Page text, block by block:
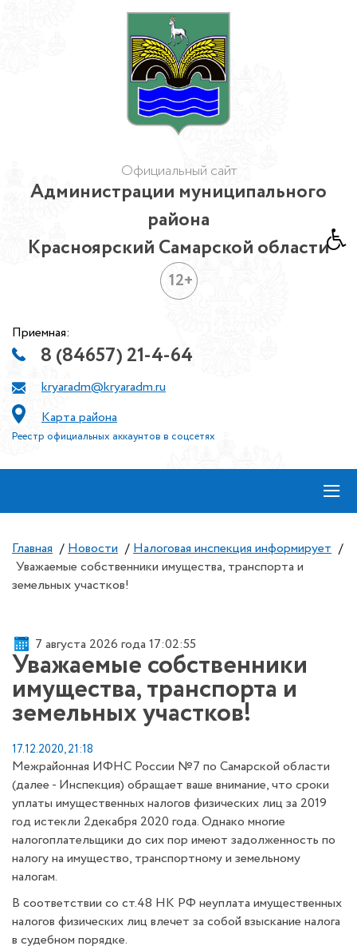
Официальный сайт
Администрации муниципального
района
Красноярский Самарской области
12+
Приемная:
8 (84657) 21-4-64
kryaradm@kryaradm.ru
Карта района
Реестр официальных аккаунтов в соцсетях
≡
Главная / Новости / Налоговая инспекция информирует /
Уважаемые собственники имущества, транспорта и
земельных участков!
7 августа 2026 года 17:02:55
Уважаемые собственники
имущества, транспорта и
земельных участков!
17.12.2020, 21:18
Межрайонная ИФНС России №7 по Самарской области
(далее - Инспекция) обращает ваше внимание, что сроки
уплаты имущественных налогов физических лиц за 2019
год истекли 2декабря 2020 года. Однако многие
налогоплательщики до сих пор имеют задолженность по
налогу на имущество, транспортному и земельному
налогам.
В соответствии со ст.48 НК РФ неуплата имущественных
налогов физических лиц влечет за собой взыскание налога
в судебном порядке.